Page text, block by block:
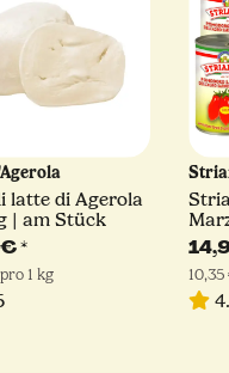
latte di Agerola
| am Stück
€*
1 kg